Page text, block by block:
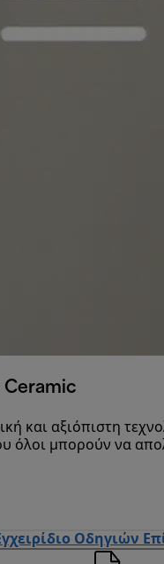
Ceramic
και αξιόπιστη
όλοι μπορούν να
Οδηγιών